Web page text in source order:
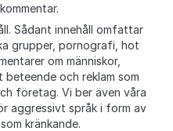
Sådant innehåll omfattar
grupper, pornografi, hot
om människor,
beteende och reklam som
företag. Vi ber även våra
aggressivt språk i form av
kränkande.